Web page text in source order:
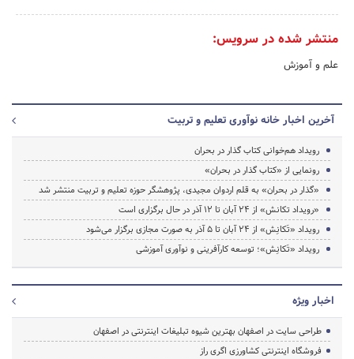
منتشر شده در سرویس:
علم و آموزش
آخرین اخبار خانه نوآوری تعلیم و تربیت
رویداد هم‌خوانی کتاب گذار در بحران
رونمایی از «کتاب گذار در بحران»
«گذار در بحران» به قلم اردوان مجیدی، پژوهشگر حوزه تعلیم و تربیت منتشر شد
«رویداد تکانش» از 24 آبان تا 12 آذر در حال برگزاری است
رویداد «تَکانِش» از ۲۴ آبان تا ۵ آذر به صورت مجازی برگزار می‌شود
رویداد «تَکانِش»؛ توسعه کارآفرینی و نوآوری آموزشی
اخبار ویژه
طراحی سایت در اصفهان بهترین شیوه تبلیغات اینترنتی در اصفهان
فروشگاه اینترنتی کشاورزی اگری راز